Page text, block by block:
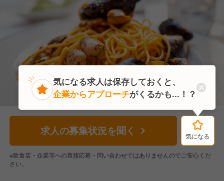
求人の募集状況を聞く 気になる
※飲食店・企業等への直接応募・問い合わせではありませんのでご安心くだ
さい。
気になる
気になる求人は保存しておくと、
企業からアプローチがくるかも...！？